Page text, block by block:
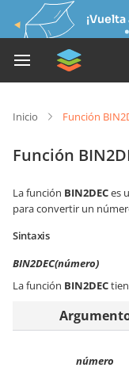
Inicio Función
Función
La función BIN2DECes
para convertir un
Sintaxis
BIN2DEC(número)
La función BIN2DEC
número